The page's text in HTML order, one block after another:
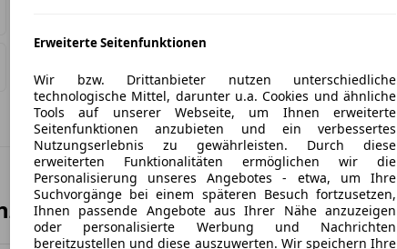
Leasing Modelle
Erweiterte Seitenfunktionen
Wir bzw. Drittanbieter nutzen unterschiedliche
technologische Mittel, darunter u.a. Cookies und ähnliche
Tools auf unserer Webseite, um Ihnen erweiterte
Seitenfunktionen anzubieten und ein verbessertes
Nutzungserlebnis zu gewährleisten. Durch diese
erweiterten Funktionalitäten ermöglichen wir die
Personalisierung unseres Angebotes - etwa, um Ihre
Suchvorgänge bei einem späteren Besuch fortzusetzen,
Ihnen passende Angebote aus Ihrer Nähe anzuzeigen
oder personalisierte Werbung und Nachrichten
bereitzustellen und diese auszuwerten. Wir speichern Ihre